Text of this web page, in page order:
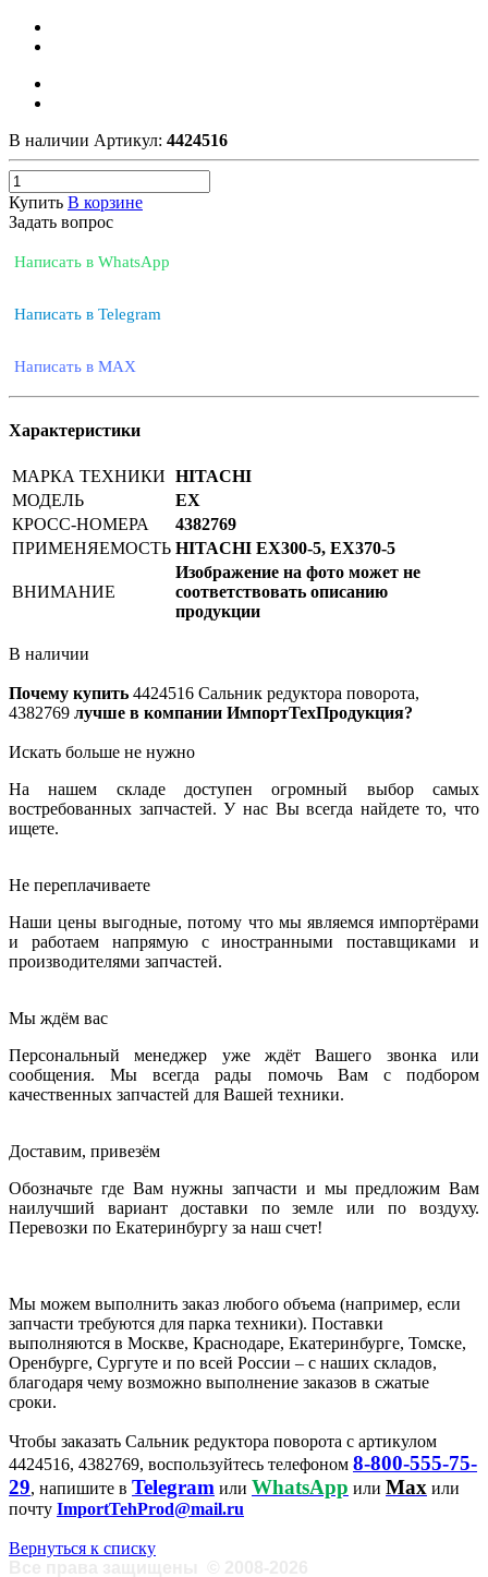
В наличии Артикул: 4424516
Купить В корзине
Задать вопрос
Написать в WhatsApp
Написать в Telegram
Написать в MAX
Характеристики
МАРКА ТЕХНИКИ HITACHI
МОДЕЛЬ
EX
КРОСС-НОМЕРА
4382769
ПРИМЕНЯЕМОСТЬ HITACHI EX300-5, EX370-5
ВНИМАНИЕ
Изображение на фото может не
соответствовать описанию
продукции
В наличии
Почему купить 4424516 Сальник редуктора поворота,
4382769 лучше в компании ИмпортТехПродукция?
Искать больше не нужно
На нашем складе доступен огромный выбор самых
востребованных запчастей. У нас Вы всегда найдете то, что
ищете.
Не переплачиваете
Наши цены выгодные, потому что мы являемся импортёрами
и работаем напрямую с иностранными поставщиками и
производителями запчастей.
Мы ждём вас
Персональный менеджер уже ждёт Вашего звонка или
сообщения. Мы всегда рады помочь Вам с подбором
качественных запчастей для Вашей техники.
Доставим, привезём
Обозначьте где Вам нужны запчасти и мы предложим Вам
наилучший вариант доставки по земле или по воздуху.
Перевозки по Екатеринбургу за наш счет!
Мы можем выполнить заказ любого объема (например, если
запчасти требуются для парка техники). Поставки
выполняются в Москве, Краснодаре, Екатеринбурге, Томске,
Оренбурге, Сургуте и по всей России – с наших складов,
благодаря чему возможно выполнение заказов в сжатые
сроки.
Чтобы заказать Сальник редуктора поворота с артикулом
4424516, 4382769, воспользуйтесь телефоном 8-800-555-75-
29, напишите в Telegram или WhatsApp или Max или
почту ImportTehProd@mail.ru
Вернуться к списку